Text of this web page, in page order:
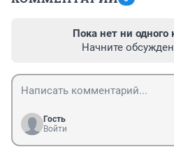
Пока нет ни одного
Начните
Гость
Войти